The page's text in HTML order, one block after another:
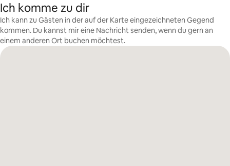
Ich komme zu dir
Ich kann zu Gästen in der auf der Karte eingezeichneten Gegend
kommen. Du kannst mir eine Nachricht senden, wenn du gern an
einem anderen Ort buchen möchtest.